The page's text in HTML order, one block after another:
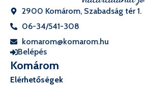
2900 Komárom, Szabadság tér 1.
06-34/541-308
komarom@komarom.hu
Belépés
Komárom
Elérhetőségek